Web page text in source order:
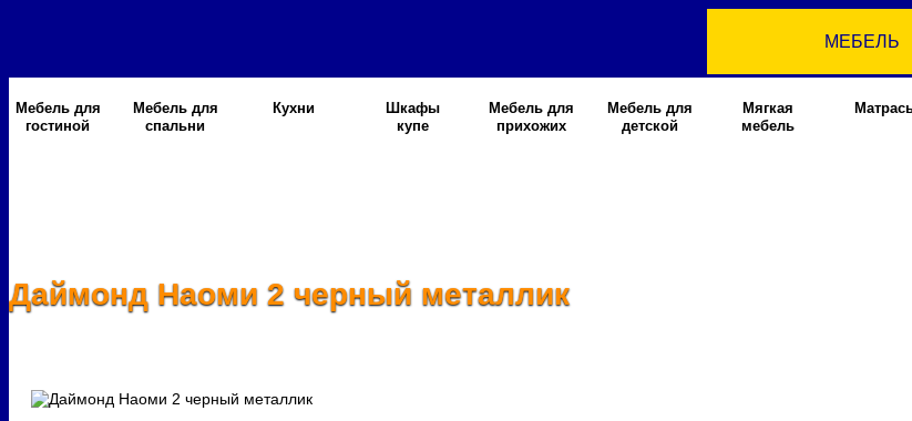
МЕБЕЛЬ
Мебель для
гостиной
Мебель для
спальни
Кухни
Шкафы
купе
Мебель для
прихожих
Мебель для
детской
Мягкая
мебель
Даймонд Наоми 2 черный металлик